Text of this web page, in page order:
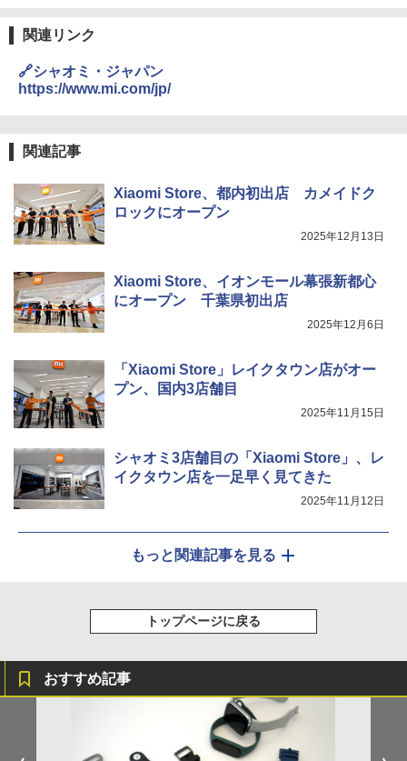
関連リンク
🔗シャオミ・ジャパン
https://www.mi.com/jp/
関連記事
Xiaomi Store、都内初出店 カメイドク
ロックにオープン
2025年12月13日
Xiaomi Store、イオンモール幕張新都心
にオープン 千葉県初出店
2025年12月6日
「Xiaomi Store」レイクタウン店がオー
プン、国内3店舗目
2025年11月15日
シャオミ3店舗目の「Xiaomi Store」、レ
イクタウン店を一足早く見てきた
2025年11月12日
もっと関連記事を見る
トップページに戻る
おすすめ記事